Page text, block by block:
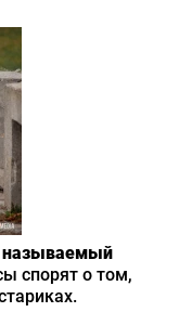
называемый
спорят о том,